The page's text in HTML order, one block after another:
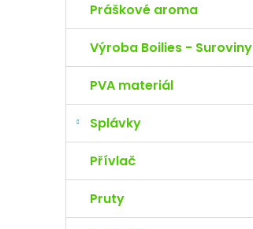
Práškové aroma
Výroba Boilies - Suroviny
PVA materiál
Splávky
Přívlač
Pruty